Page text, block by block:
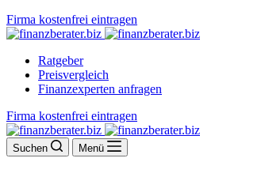
Firma kostenfrei eintragen
Ratgeber
Preisvergleich
Finanzexperten anfragen
Firma kostenfrei eintragen
Suchen Menü